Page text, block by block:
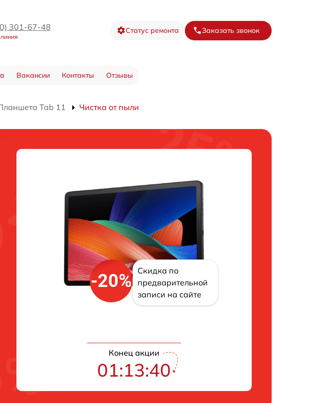
301-67-48 Статус ремонта Заказать звонок
Вакансии Контакты Отзывы
Tab 11 Чистка от пыли
-20%
Скидка по
предварительной
записи на сайте
Конец акции
01:13:39